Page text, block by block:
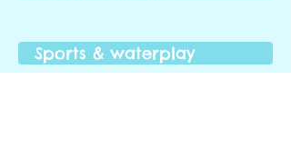
Sports & waterplay